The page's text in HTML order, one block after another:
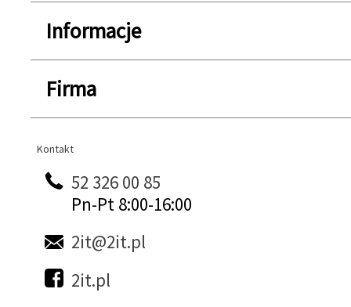
Informacje
Firma
Kontakt
Kontakt
52 326 00 85
Pn-Pt 8:00-16:00
2it@2it.pl
2it.pl